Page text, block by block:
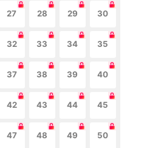
27 28 29 30
32 33 34 35
37 38 39 40
42 43 44 45
47 48 49 50